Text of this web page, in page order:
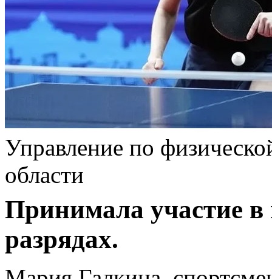
Управление по
области
Принимала участие
разрядах.